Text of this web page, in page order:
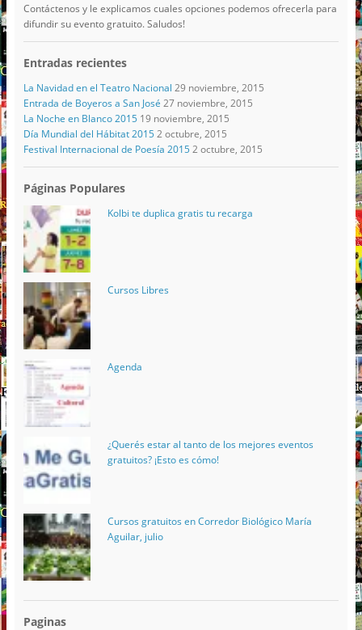
Contáctenos y le explicamos cuales opciones podemos ofrecerla para
difundir su evento gratuito. Saludos!
Entradas recientes
La Navidad en el Teatro Nacional 29 noviembre, 2015
Entrada de Boyeros a San José 27 noviembre, 2015
La Noche en Blanco 2015 19 noviembre, 2015
Día Mundial del Hábitat 2015 2 octubre, 2015
Festival Internacional de Poesía 2015 2 octubre, 2015
Páginas Populares
Kolbi te duplica gratis tu recarga
Cursos Libres
Agenda
¿Querés estar al tanto de los mejores eventos
gratuitos? ¡Esto es cómo!
Cursos gratuitos en Corredor Biológico María
Aguilar, julio
Paginas